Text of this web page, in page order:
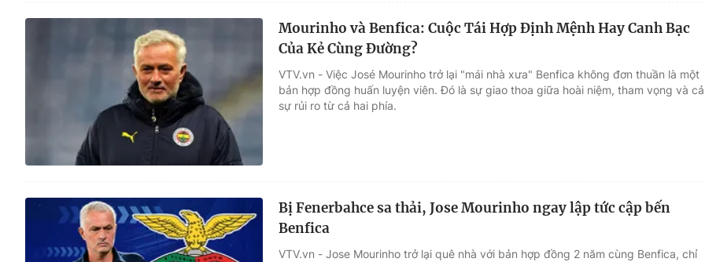
Mourinho và Benfica: Cuộc Tái Hợp Định Mệnh Hay Canh Bạc
Của Kẻ Cùng Đường?
VTV.vn - Việc José Mourinho trở lại "mái nhà xưa" Benfica không đơn thuần là một
bản hợp đồng huấn luyện viên. Đó là sự giao thoa giữa hoài niệm, tham vọng và cả
sự rủi ro từ cả hai phía.
Bị Fenerbahce sa thải, Jose Mourinho ngay lập tức cập bến
Benfica
VTV.vn - Jose Mourinho trở lại quê nhà với bản hợp đồng 2 năm cùng Benfica, chỉ